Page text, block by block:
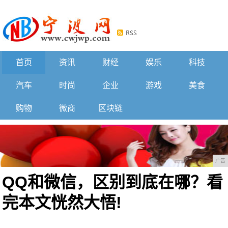
首页 资讯 财经 娱乐 科技
汽车 时尚 企业 游戏 美食
购物 微商 区块链
广告
QQ和微信，区别到底在哪？看
完本文恍然大悟!